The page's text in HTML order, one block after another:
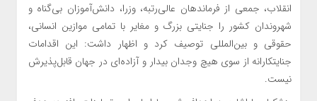
انقلاب، جمعی از فرماندهان عالی‌رتبه، وزرا، دانش‌آموزان بی‌گناه و
شهروندان کشور را جنایتی بزرگ و مغایر با تمامی موازین انسانی،
حقوقی و بین‌المللی توصیف کرد و اظهار داشت: این اقدامات
جنایتکارانه از سوی هیچ وجدان بیدار و آزاده‌ای در جهان قابل‌پذیرش
نیست.